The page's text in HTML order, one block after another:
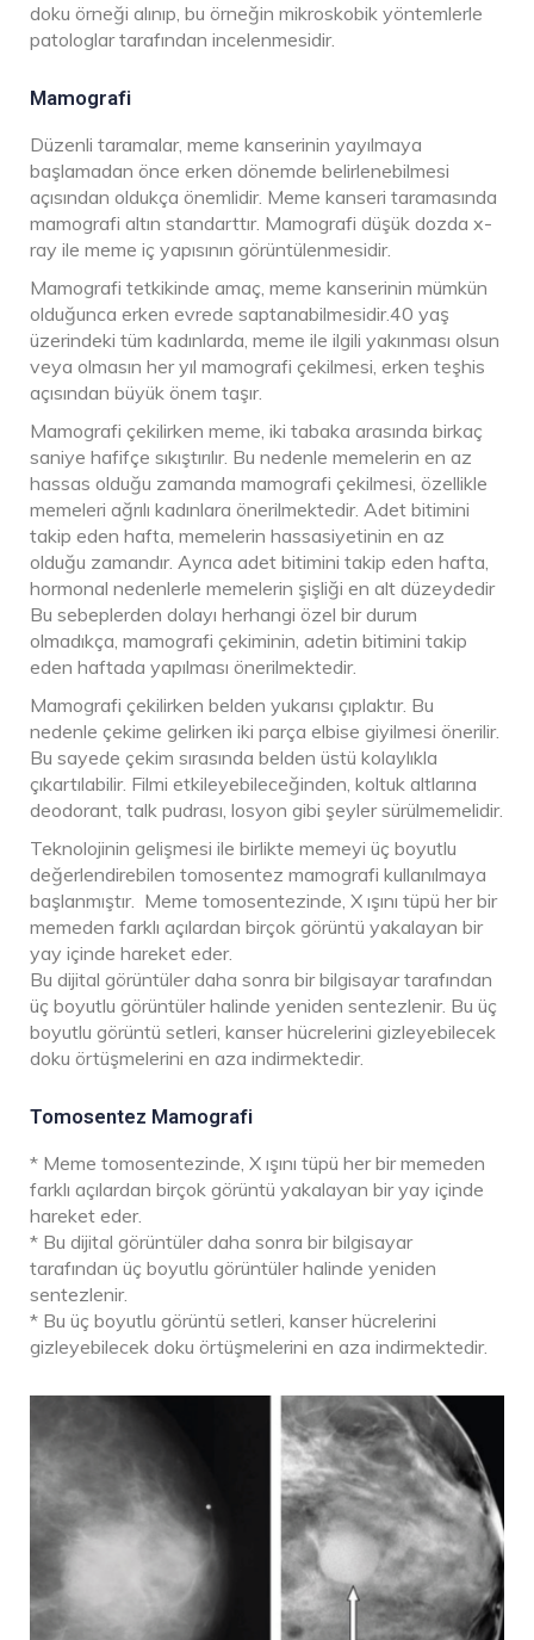
doku örneği alınıp, bu örneğin mikroskobik yöntemlerle
patologlar tarafından incelenmesidir.
Mamografi
Düzenli taramalar, meme kanserinin yayılmaya
başlamadan önce erken dönemde belirlenebilmesi
açısından oldukça önemlidir. Meme kanseri taramasında
mamografi altın standarttır. Mamografi düşük dozda x-
ray ile meme iç yapısının görüntülenmesidir.
Mamografi tetkikinde amaç, meme kanserinin mümkün
olduğunca erken evrede saptanabilmesidir.40 yaş
üzerindeki tüm kadınlarda, meme ile ilgili yakınması olsun
veya olmasın her yıl mamografi çekilmesi, erken teşhis
açısından büyük önem taşır.
Mamografi çekilirken meme, iki tabaka arasında birkaç
saniye hafifçe sıkıştırılır. Bu nedenle memelerin en az
hassas olduğu zamanda mamografi çekilmesi, özellikle
memeleri ağrılı kadınlara önerilmektedir. Adet bitimini
takip eden hafta, memelerin hassasiyetinin en az
olduğu zamandır. Ayrıca adet bitimini takip eden hafta,
hormonal nedenlerle memelerin şişliği en alt düzeydedir
Bu sebeplerden dolayı herhangi özel bir durum
olmadıkça, mamografi çekiminin, adetin bitimini takip
eden haftada yapılması önerilmektedir.
Mamografi çekilirken belden yukarısı çıplaktır. Bu
nedenle çekime gelirken iki parça elbise giyilmesi önerilir.
Bu sayede çekim sırasında belden üstü kolaylıkla
çıkartılabilir. Filmi etkileyebileceğinden, koltuk altlarına
deodorant, talk pudrası, losyon gibi şeyler sürülmemelidir.
Teknolojinin gelişmesi ile birlikte memeyi üç boyutlu
değerlendirebilen tomosentez mamografi kullanılmaya
başlanmıştır. Meme tomosentezinde, X ışını tüpü her bir
memeden farklı açılardan birçok görüntü yakalayan bir
yay içinde hareket eder.
Bu dijital görüntüler daha sonra bir bilgisayar tarafından
üç boyutlu görüntüler halinde yeniden sentezlenir. Bu üç
boyutlu görüntü setleri, kanser hücrelerini gizleyebilecek
doku örtüşmelerini en aza indirmektedir.
Tomosentez Mamografi
* Meme tomosentezinde, X ışını tüpü her bir memeden
farklı açılardan birçok görüntü yakalayan bir yay içinde
hareket eder.
* Bu dijital görüntüler daha sonra bir bilgisayar
tarafından üç boyutlu görüntüler halinde yeniden
sentezlenir.
* Bu üç boyutlu görüntü setleri, kanser hücrelerini
gizleyebilecek doku örtüşmelerini en aza indirmektedir.